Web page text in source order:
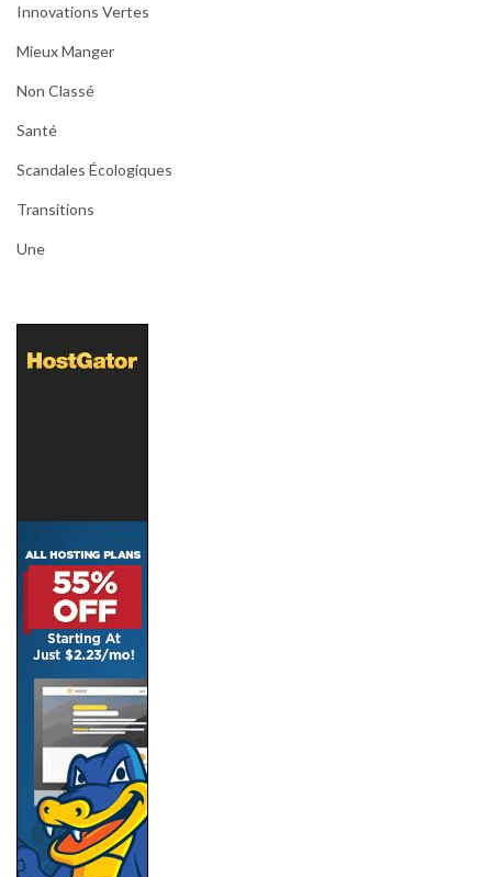
Innovations Vertes
Mieux Manger
Non Classé
Santé
Scandales Écologiques
Transitions
Une